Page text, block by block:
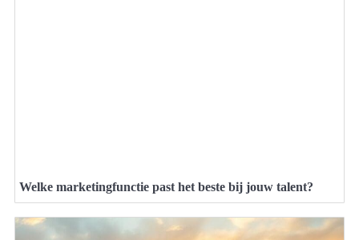
Welke marketingfunctie past het beste bij jouw talent?